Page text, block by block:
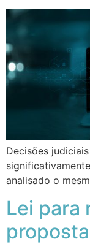
Decisões
analisado o
Lei para